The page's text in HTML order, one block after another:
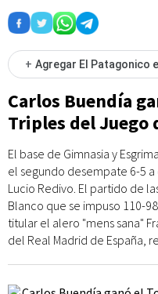
+ Agregar El Patagonico
Carlos Buendía
Triples del Juego
El base de Gimnasia y
el segundo desempate 6-5
Lucio Redivo. El partido de
Blanco que se impuso 110-
titular el alero "mens sana"
del Real Madrid de España,